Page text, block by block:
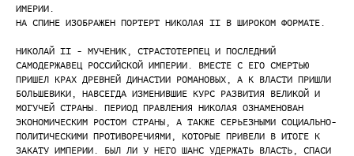
ИМЕРИИ.
НА СПИНЕ ИЗОБРАЖЕН ПОРТЕРТ НИКОЛАЯ II В ШИРОКОМ ФОРМАТЕ.
НИКОЛАЙ II - МУЧЕНИК, СТРАСТОТЕРПЕЦ И ПОСЛЕДНИЙ
САМОДЕРЖАВЕЦ РОССИЙСКОЙ ИМПЕРИИ. ВМЕСТЕ С ЕГО СМЕРТЬЮ
ПРИШЕЛ КРАХ ДРЕВНЕЙ ДИНАСТИИ РОМАНОВЫХ, А К ВЛАСТИ ПРИШЛИ
БОЛЬШЕВИКИ, НАВСЕГДА ИЗМЕНИВШИЕ КУРС РАЗВИТИЯ ВЕЛИКОЙ И
МОГУЧЕЙ СТРАНЫ. ПЕРИОД ПРАВЛЕНИЯ НИКОЛАЯ ОЗНАМЕНОВАН
ЭКОНОМИЧЕСКИМ РОСТОМ СТРАНЫ, А ТАКЖЕ СЕРЬЕЗНЫМИ СОЦИАЛЬНО-
ПОЛИТИЧЕСКИМИ ПРОТИВОРЕЧИЯМИ, КОТОРЫЕ ПРИВЕЛИ В ИТОГЕ К
ЗАКАТУ ИМПЕРИИ. БЫЛ ЛИ У НЕГО ШАНС УДЕРЖАТЬ ВЛАСТЬ, СПАСИ